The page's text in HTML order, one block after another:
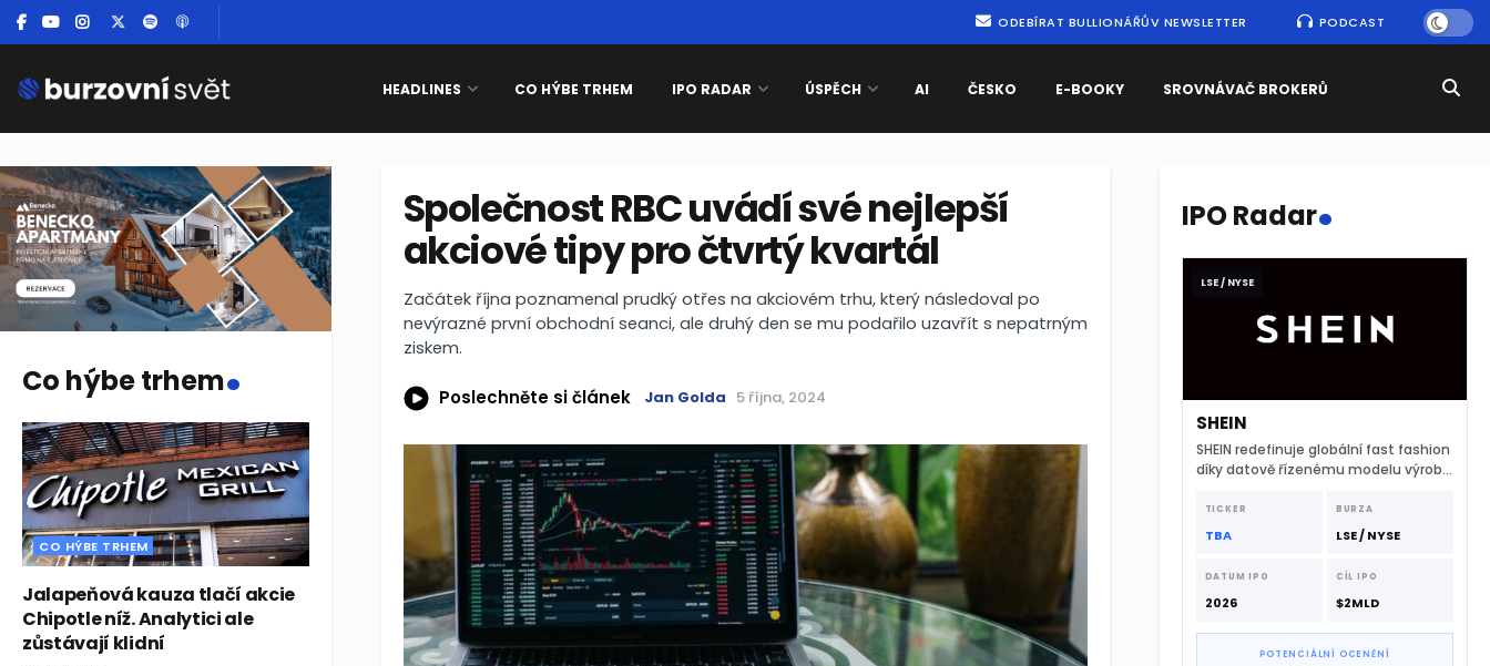
ODEBÍRAT BULLIONÁŘŮV NEWSLETTER PODCAST
HEADLINES CO HÝBE TRHEM IPO RADAR ÚSPĚCH AI ČESKO E-BOOKY SROVNÁVAČ BROKERŮ
Společnost RBC uvádí své nejlepší
akciové tipy pro čtvrtý kvartál
Začátek října poznamenal prudký otřes na akciovém trhu, který následoval po
nevýrazné první obchodní seanci, ale druhý den se mu podařilo uzavřít s nepatrným
ziskem.
Poslechněte si článek Jan Golda 5 října, 2024
Co hýbe trhem.
CO HÝBE TRHEM
Jalapeňová kauza tlačí akcie
Chipotle níž. Analytici ale
zůstávají klidní
IPO Radar.
LSE / NYSE
SHEIN
SHEIN redefinuje globální fast fashion
díky datově řízenému modelu výroby
dodavatelskému řetězci.
TICKER
TBA
BURZA
LSE / NYSE
DATUM IPO
2026
CÍL IPO
$2MLD
POTENCIÁLNÍ OCENĚNÍ